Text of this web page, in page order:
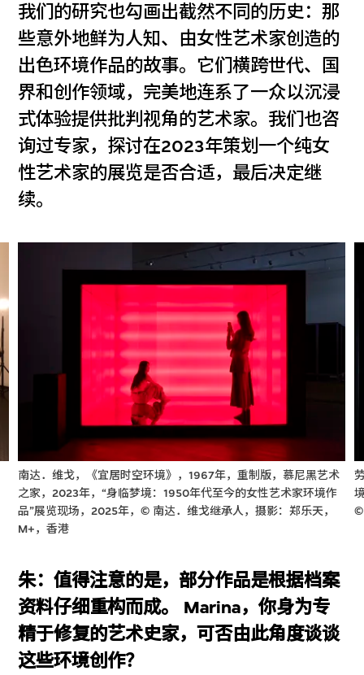
我们的研究也勾画出截然不同的历史：那
些意外地鲜为人知、由女性艺术家创造的
出色环境作品的故事。它们横跨世代、国
界和创作领域，完美地连系了一众以沉浸
式体验提供批判视角的艺术家。我们也咨
询过专家，探讨在2023年策划一个纯女
性艺术家的展览是否合适，最后决定继
续。
南达．维戈，《宜居时空环境》，1967年，重制版，慕尼黑艺术
之家，2023年，“身临梦境：1950年代至今的女性艺术家环境作
品”展览现场，2025年，© 南达．维戈继承人，摄影：郑乐天，
M+，香港
©
朱：值得注意的是，部分作品是根据档案
资料仔细重构而成。 Marina，你身为专
精于修复的艺术史家，可否由此角度谈谈
这些环境创作？